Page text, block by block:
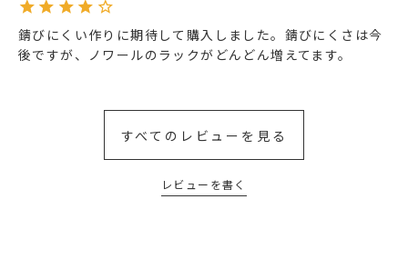
錆びにくい作りに期待して購入しました。錆びにくさは今
後ですが、ノワールのラックがどんどん増えてます。
すべてのレビューを見る
レビューを書く